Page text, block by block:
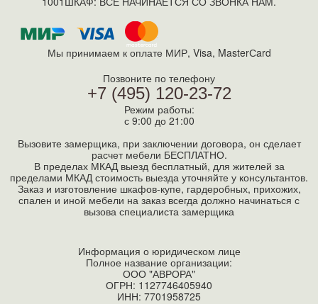
Мы принимаем к оплате МИР, Visa, MasterСard
Позвоните по телефону
+7 (495) 120-23-72
Режим работы:
с 9:00 до 21:00
Вызовите замерщика, при заключении договора, он сделает
расчет мебели БЕСПЛАТНО.
В пределах МКАД выезд бесплатный, для жителей за
пределами МКАД стоимость выезда уточняйте у консультантов.
Заказ и изготовление шкафов-купе, гардеробных, прихожих,
спален и иной мебели на заказ всегда должно начинаться с
вызова специалиста замерщика
Информация о юридическом лице
Полное название организации:
ООО "АВРОРА"
ОГРН: 1127746405940
ИНН: 7701958725